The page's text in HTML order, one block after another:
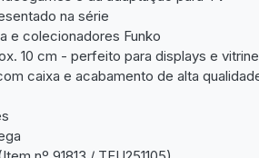
na série
e colecionadores Funko
10 cm - perfeito para displays e
caixa e acabamento de alta